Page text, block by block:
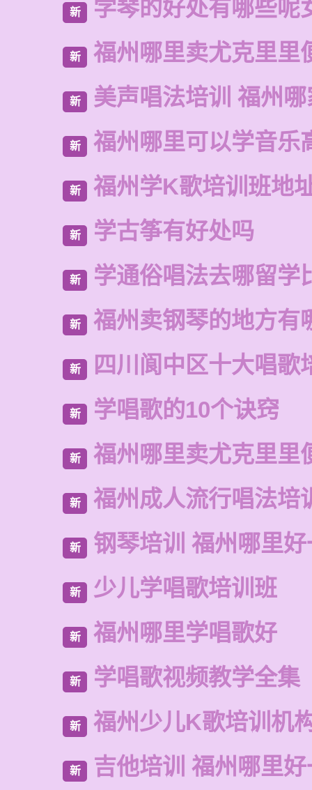
新 学琴的好处有哪些呢
新 福州哪里卖尤克里里
新 美声唱法培训 福州
新 福州哪里可以学音乐
新 福州学K歌培训班地
新 学古筝有好处吗
新 学通俗唱法去哪留学
新 福州卖钢琴的地方有
新 四川阆中区十大唱歌
新 学唱歌的10个诀窍
新 福州哪里卖尤克里里
新 福州成人流行唱法培
新 钢琴培训 福州哪里
新 少儿学唱歌培训班
新 福州哪里学唱歌好
新 学唱歌视频教学全集
新 福州少儿K歌培训机
新 吉他培训 福州哪里